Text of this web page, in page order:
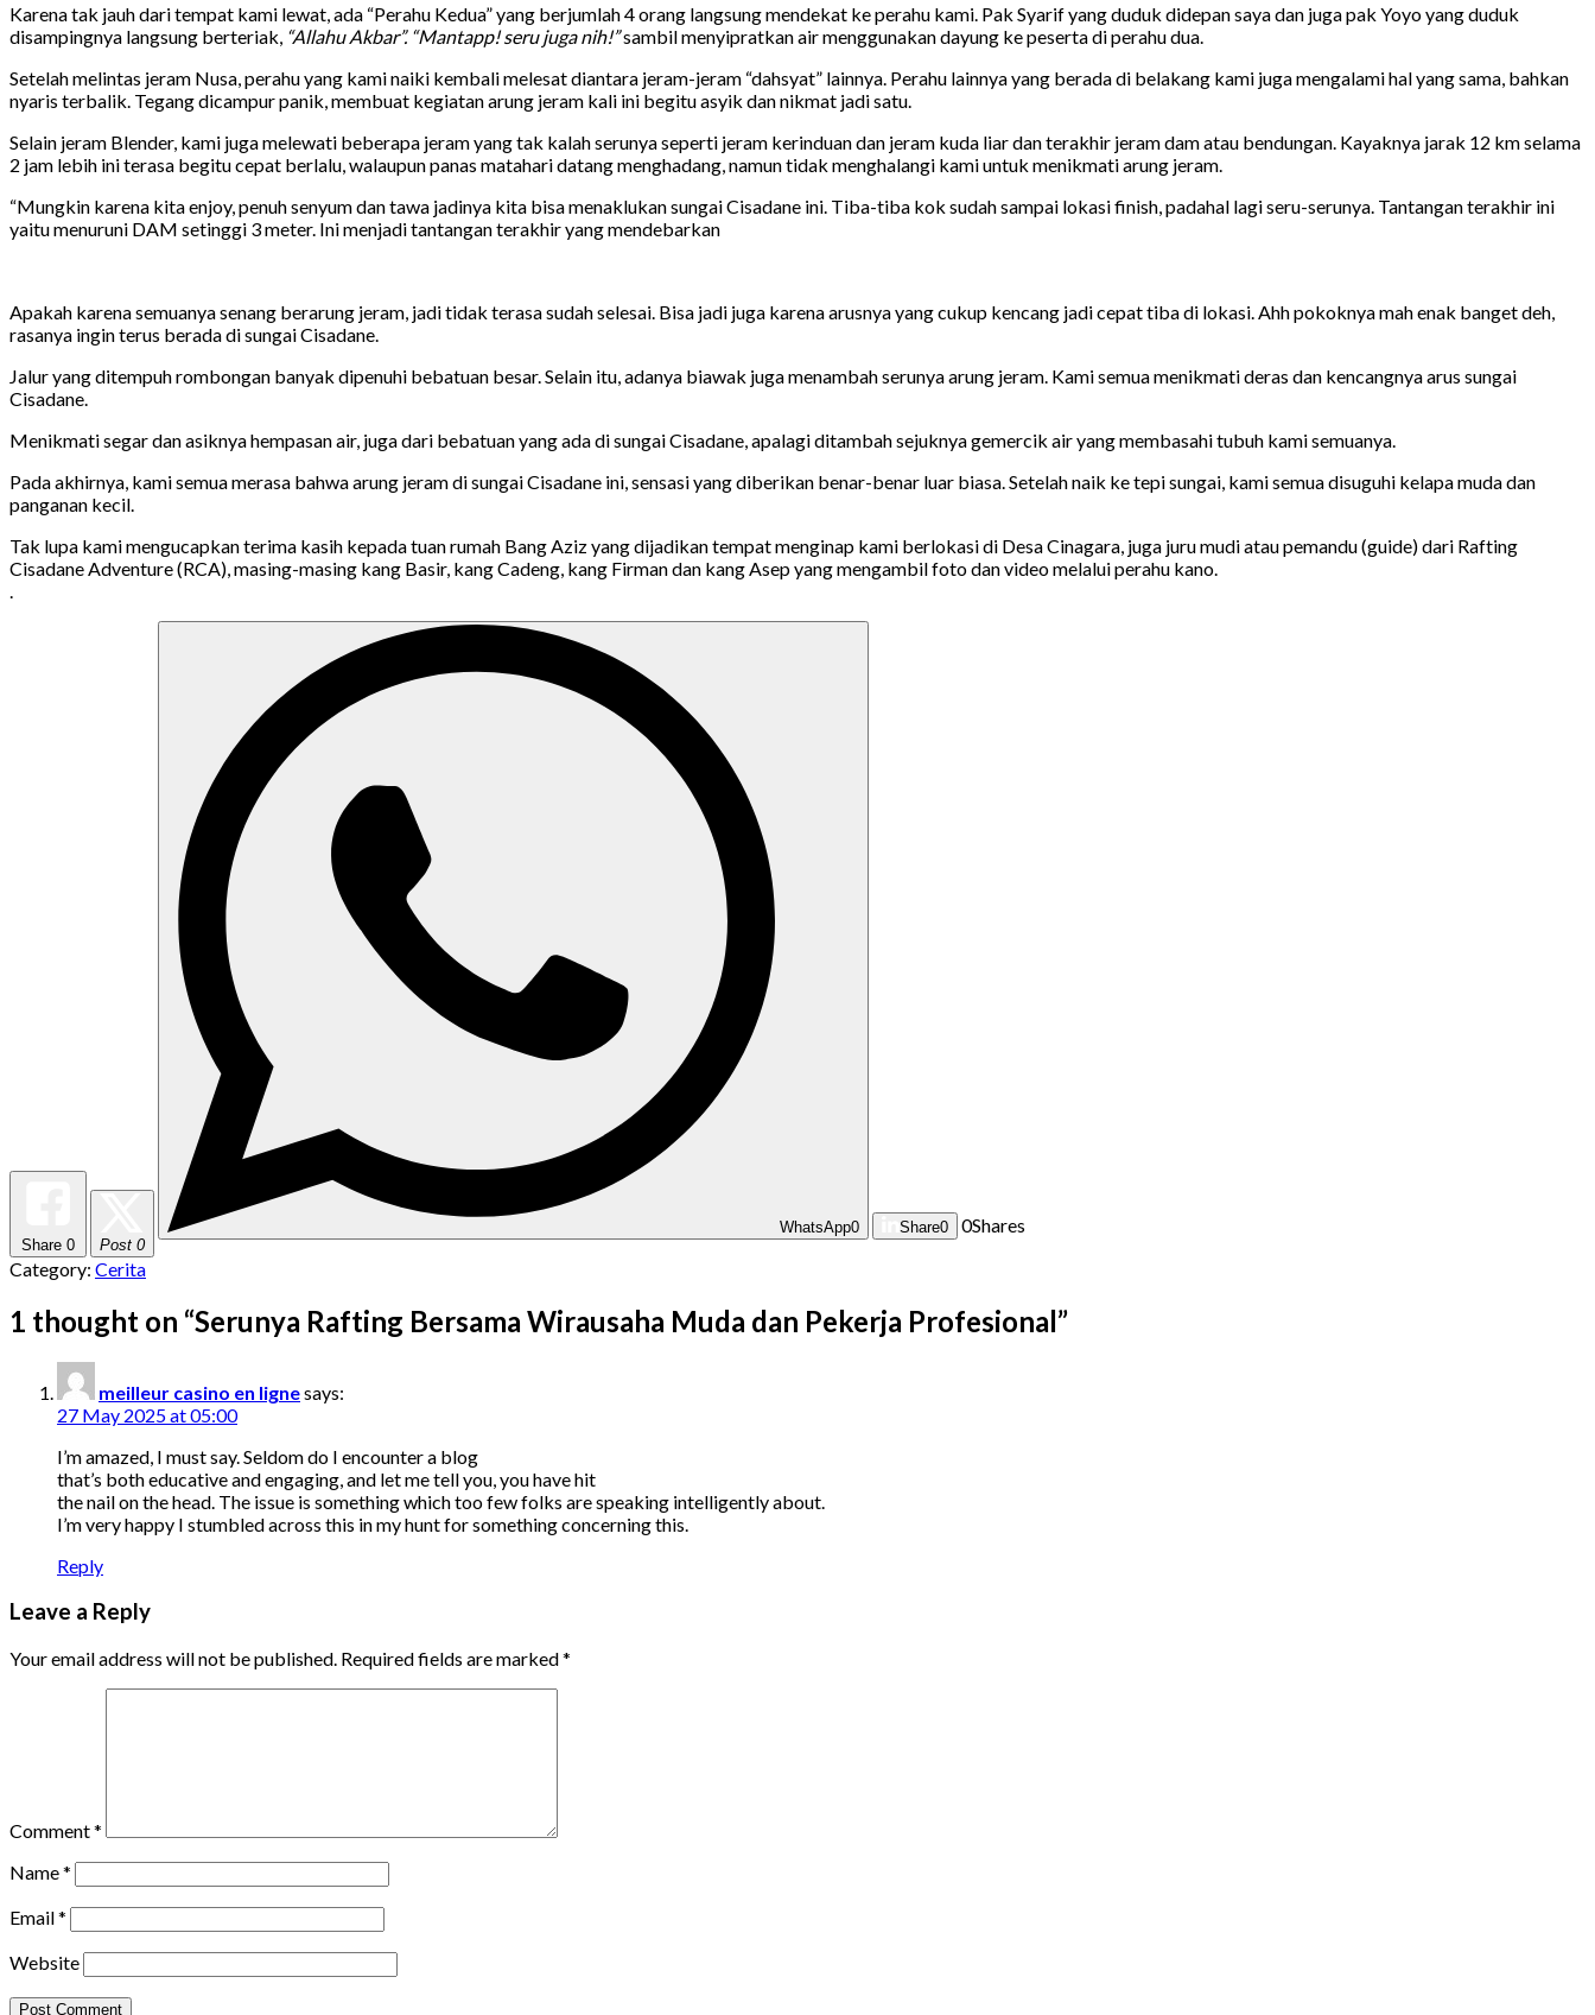
Karena tak jauh dari tempat kami lewat, ada “Perahu Kedua” yang berjumlah 4 orang langsung mendekat ke perahu kami. Pak Syarif yang duduk didepan saya dan juga pak Yoyo yang duduk
disampingnya langsung berteriak, “Allahu Akbar”. “Mantapp! seru juga nih!”sambil menyipratkan air menggunakan dayung ke peserta di perahu dua.
Setelah melintas jeram Nusa, perahu yang kami naiki kembali melesat diantara jeram-jeram “dahsyat” lainnya. Perahu lainnya yang berada di belakang kami juga mengalami hal yang sama, bahkan
nyaris terbalik. Tegang dicampur panik, membuat kegiatan arung jeram kali ini begitu asyik dan nikmat jadi satu.
Selain jeram Blender, kami juga melewati beberapa jeram yang tak kalah serunya seperti jeram kerinduan dan jeram kuda liar dan terakhir jeram dam atau bendungan. Kayaknya jarak 12 km selama
2 jam lebih ini terasa begitu cepat berlalu, walaupun panas matahari datang menghadang, namun tidak menghalangi kami untuk menikmati arung jeram.
“Mungkin karena kita enjoy, penuh senyum dan tawa jadinya kita bisa menaklukan sungai Cisadane ini. Tiba-tiba kok sudah sampai lokasi finish, padahal lagi seru-serunya. Tantangan terakhir ini
yaitu menuruni DAM setinggi 3 meter. Ini menjadi tantangan terakhir yang mendebarkan
Apakah karena semuanya senang berarung jeram, jadi tidak terasa sudah selesai. Bisa jadi juga karena arusnya yang cukup kencang jadi cepat tiba di lokasi. Ahh pokoknya mah enak banget deh,
rasanya ingin terus berada di sungai Cisadane.
Jalur yang ditempuh rombongan banyak dipenuhi bebatuan besar. Selain itu, adanya biawak juga menambah serunya arung jeram. Kami semua menikmati deras dan kencangnya arus sungai
Cisadane.
Menikmati segar dan asiknya hempasan air, juga dari bebatuan yang ada di sungai Cisadane, apalagi ditambah sejuknya gemercik air yang membasahi tubuh kami semuanya.
Pada akhirnya, kami semua merasa bahwa arung jeram di sungai Cisadane ini, sensasi yang diberikan benar-benar luar biasa. Setelah naik ke tepi sungai, kami semua disuguhi kelapa muda dan
panganan kecil.
Tak lupa kami mengucapkan terima kasih kepada tuan rumah Bang Aziz yang dijadikan tempat menginap kami berlokasi di Desa Cinagara, juga juru mudi atau pemandu (guide) dari Rafting
Cisadane Adventure (RCA), masing-masing kang Basir, kang Cadeng, kang Firman dan kang Asep yang mengambil foto dan video melalui perahu kano.
.
Share 0 Post 0
WhatsApp0 Share0 0Shares
Category: Cerita
1 thought on “Serunya Rafting Bersama Wirausaha Muda dan Pekerja Profesional”
meilleur casino en lignesays:
27 May 2025 at 05:00
I’m amazed, I must say. Seldom do I encounter a blog
that’s both educative and engaging, and let me tell you, you have hit
the nail on the head. The issue is something which too few folks are speaking intelligently about.
I’m very happy I stumbled across this in my hunt for something concerning this.
Reply
Leave a Reply
Your email address will not be published. Required fields are marked*
Comment*
Name*
Email*
Website